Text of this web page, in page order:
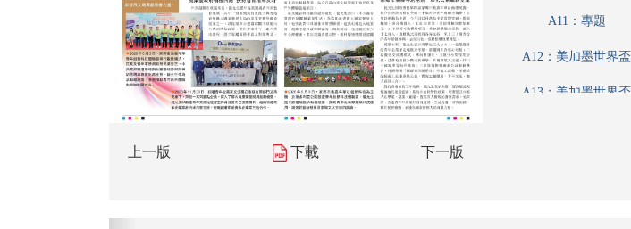
上一版 下載 下一版
A11：專題
A12：美加墨世界盃
A13：美加墨世界盃